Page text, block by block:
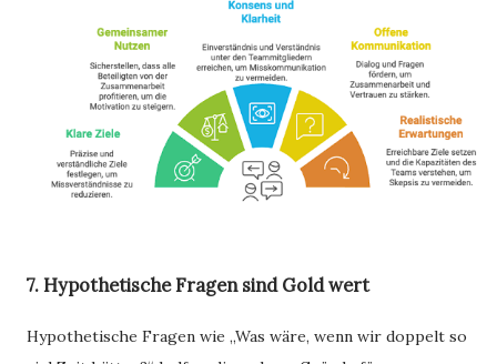
7. Hypothetische Fragen sind Gold wert
Hypothetische Fragen wie „Was wäre, wenn wir doppelt so